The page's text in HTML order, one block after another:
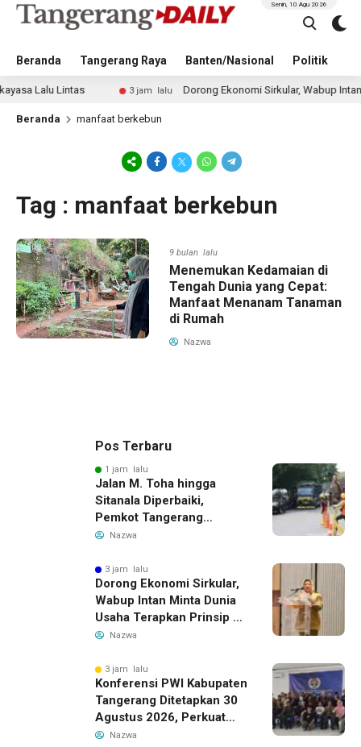
Beranda Tangerang Raya Banten/Nasional Politik
Senin, 10 Agu 2026
Lalu Lintas 3 jam lalu Dorong Ekonomi Sirkular, Wabup Intan
Beranda manfaat berkebun
Tag : manfaat berkebun
9 bulan lalu
Menemukan Kedamaian di
Tengah Dunia yang Cepat:
Manfaat Menanam Tanaman
di Rumah
Nazwa
Pos Terbaru
1 jam lalu
Jalan M. Toha hingga
Sitanala Diperbaiki,
Pemkot Tangerang
Siapkan Rekayasa Lalu
Nazwa
3 jam lalu
Dorong Ekonomi Sirkular,
Wabup Intan Minta Dunia
Usaha Terapkan Prinsip 3R
dalam Pengelolaan Limbah
Nazwa
3 jam lalu
Konferensi PWI Kabupaten
Tangerang Ditetapkan 30
Agustus 2026, Perkuat
Demokrasi dan Soliditas
Nazwa